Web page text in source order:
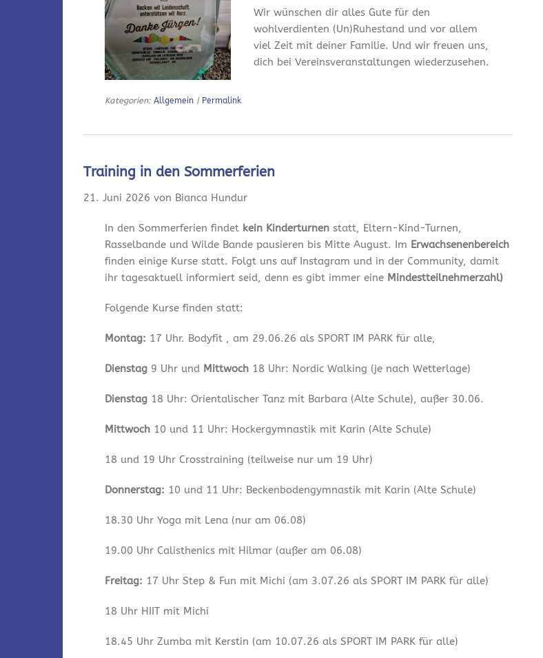
Wir wünschen dir alles Gute für den
wohlverdienten (Un)Ruhestand und vor allem
viel Zeit mit deiner Familie. Und wir freuen uns,
dich bei Vereinsveranstaltungen wiederzusehen.
Kategorien:Allgemein | Permalink
Training in den Sommerferien
21. Juni 2026 von Bianca Hundur
In den Sommerferien findet kein Kinderturnen statt, Eltern-Kind-Turnen,
Rasselbande und Wilde Bande pausieren bis Mitte August. Im Erwachsenenbereich
finden einige Kurse statt. Folgt uns auf Instagram und in der Community, damit
ihr tagesaktuell informiert seid, denn es gibt immer eine Mindestteilnehmerzahl)
Folgende Kurse finden statt:
Montag: 17 Uhr. Bodyfit , am 29.06.26 als SPORT IM PARK für alle,
Dienstag 9 Uhr und Mittwoch 18 Uhr: Nordic Walking (je nach Wetterlage)
Dienstag 18 Uhr: Orientalischer Tanz mit Barbara (Alte Schule), außer 30.06.
Mittwoch 10 und 11 Uhr: Hockergymnastik mit Karin (Alte Schule)
18 und 19 Uhr Crosstraining (teilweise nur um 19 Uhr)
Donnerstag: 10 und 11 Uhr: Beckenbodengymnastik mit Karin (Alte Schule)
18.30 Uhr Yoga mit Lena (nur am 06.08)
19.00 Uhr Calisthenics mit Hilmar (außer am 06.08)
Freitag: 17 Uhr Step & Fun mit Michi (am 3.07.26 als SPORT IM PARK für alle)
18 Uhr HIIT mit Michi
18.45 Uhr Zumba mit Kerstin (am 10.07.26 als SPORT IM PARK für alle)